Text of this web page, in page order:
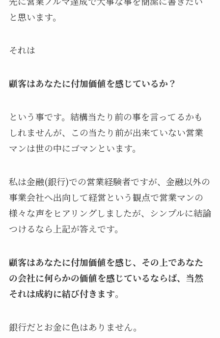
と思います。
それは
顧客はあなたに付加価値を感じているか？
という事です。結構当たり前の事を言ってるかも
しれませんが、この当たり前が出来ていない営業
マンは世の中にゴマンといます。
私は金融(銀行)での営業経験者ですが、金融以外の
事業会社へ出向して経営という観点で営業マンの
様々な声をヒアリングしましたが、シンプルに結論
つけるなら上記が答えです。
顧客はあなたに付加価値を感じ、その上であなた
の会社に何らかの価値を感じているならば、当然
それは成約に結び付きます。
銀行だとお金に色はありません。